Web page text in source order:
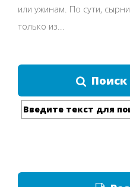
или ужинам. По сути,
только из...
Поиск